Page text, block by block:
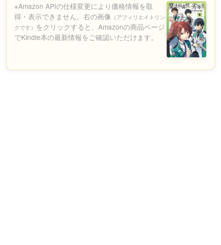
※Amazon APIの仕様変更により価格情報を取
得・表示できません。右の画像 （アフィリエイトリン
クです） をクリックすると、Amazonの商品ページ
でKindle本の最新情報をご確認いただけます。